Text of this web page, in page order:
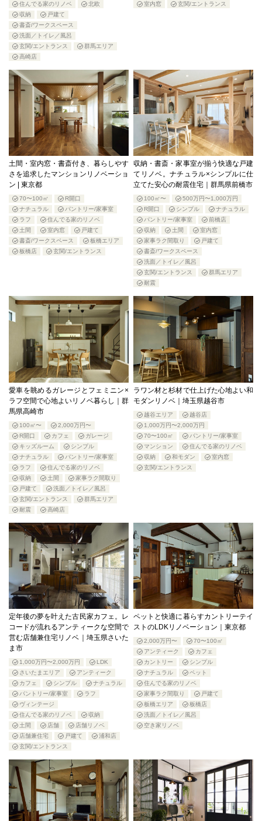
住んでる家のリノベ
北欧
収納
戸建て
書斎/ワークスペース
洗面／トイレ／風呂
玄関/エントランス
群馬エリア
高崎店
室内窓 玄関/エントランス
土間・室内窓・書斎付き、暮らしやす
さを追求したマンションリノベーショ
ン | 東京都
70〜100㎡
R開口
ナチュラル
パントリー/家事室
ラフ
住んでる家のリノベ
土間
室内窓
戸建て
書斎/ワークスペース
板橋エリア
板橋店
玄関/エントランス
収納・書斎・家事室が揃う快適な戸建
てリノベ。ナチュラル×シンプルに仕
立てた安心の耐震住宅｜群馬県前橋市
100㎡〜
500万円〜1,000万円
R開口
シンプル
ナチュラル
パントリー/家事室
前橋店
収納
土間
室内窓
家事ラク間取り
戸建て
書斎/ワークスペース
洗面／トイレ／風呂
玄関/エントランス
群馬エリア
耐震
愛車を眺めるガレージとフェミニン×
ラフ空間で心地よいリノベ暮らし｜群
馬県高崎市
100㎡〜
2,000万円〜
R開口
カフェ
ガレージ
キッズルーム
シンプル
ナチュラル
パントリー/家事室
ラフ
住んでる家のリノベ
収納
土間
家事ラク間取り
戸建て
洗面／トイレ／風呂
玄関/エントランス
群馬エリア
耐震
高崎店
ラワン材と杉材で仕上げた心地よい和
モダンリノベ｜埼玉県越谷市
越谷エリア
越谷店
1,000万円〜2,000万円
70〜100㎡
パントリー/家事室
マンション
住んでる家のリノベ
収納
和モダン
室内窓
玄関/エントランス
定年後の夢を叶えた古民家カフェ。レ
コードが流れるアンティークな空間で
営む店舗兼住宅リノベ｜埼玉県さいた
ま市
1,000万円〜2,000万円
LDK
さいたまエリア
アンティーク
カフェ
シンプル
ナチュラル
パントリー/家事室
ラフ
ヴィンテージ
住んでる家のリノベ
収納
土間
店舗
店舗リノベ
店舗兼住宅
戸建て
浦和店
玄関/エントランス
ペットと快適に暮らすカントリーテイ
ストのLDKリノベーション｜東京都
2,000万円〜
70〜100㎡
アンティーク
カフェ
カントリー
シンプル
ナチュラル
ペット
住んでる家のリノベ
家事ラク間取り
戸建て
板橋エリア
板橋店
洗面／トイレ／風呂
空き家リノベ